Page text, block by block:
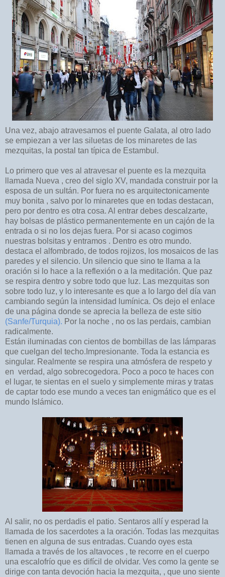
Una vez, abajo atravesamos el puente Galata, al otro lado
se empiezan a ver las siluetas de los minaretes de las
mezquitas, la postal tan típica de Estambul.
Lo primero que ves al atravesar el puente es la mezquita
llamada Nueva , creo del siglo XV, mandada construir por la
esposa de un sultán. Por fuera no es arquitectonicamente
muy bonita , salvo por lo minaretes que en todas destacan,
pero por dentro es otra cosa. Al entrar debes descalzarte,
hay bolsas de plástico permanentemente en un cajón de la
entrada o si no los dejas fuera. Por si acaso cogimos
nuestras bolsitas y entramos . Dentro es otro mundo.
destaca el alfombrado, de todos rojizos, los mosaicos de las
paredes y el silencio. Un silencio que sino te llama a la
oración si lo hace a la reflexión o a la meditación. Que paz
se respira dentro y sobre todo que luz. Las mezquitas son
sobre todo luz, y lo interesante es que a lo largo del día van
cambiando según la intensidad lumínica. Os dejo el enlace
de una página donde se aprecia la belleza de este sitio
(Sanfe/Turquia). Por la noche , no os las perdais, cambian
radicalmente.
Están iluminadas con cientos de bombillas de las lámparas
que cuelgan del techo.Impresionante. Toda la estancia es
singular. Realmente se respira una atmósfera de respeto y
en verdad, algo sobrecogedora. Poco a poco te haces con
el lugar, te sientas en el suelo y simplemente miras y tratas
de captar todo ese mundo a veces tan enigmático que es el
mundo Islámico.
Al salir, no os perdadis el patio. Sentaros allí y esperad la
llamada de los sacerdotes a la oración. Todas las mezquitas
tienen en alguna de sus entradas. Cuando oyes esta
llamada a través de los altavoces , te recorre en el cuerpo
una escalofrío que es difícil de olvidar. Ves como la gente se
dirige con tanta devoción hacia la mezquita, , que uno siente